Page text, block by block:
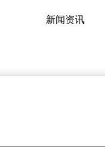
新闻资讯